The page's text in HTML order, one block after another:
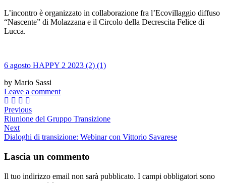
L’incontro è organizzato in collaborazione fra l’Ecovillaggio diffuso
“Nascente” di Molazzana e il Circolo della Decrescita Felice di
Lucca.
6 agosto HAPPY 2 2023 (2) (1)
by Mario Sassi
Leave a comment
Previous
Riunione del Gruppo Transizione
Next
Dialoghi di transizione: Webinar con Vittorio Savarese
Lascia un commento
Il tuo indirizzo email non sarà pubblicato. I campi obbligatori sono